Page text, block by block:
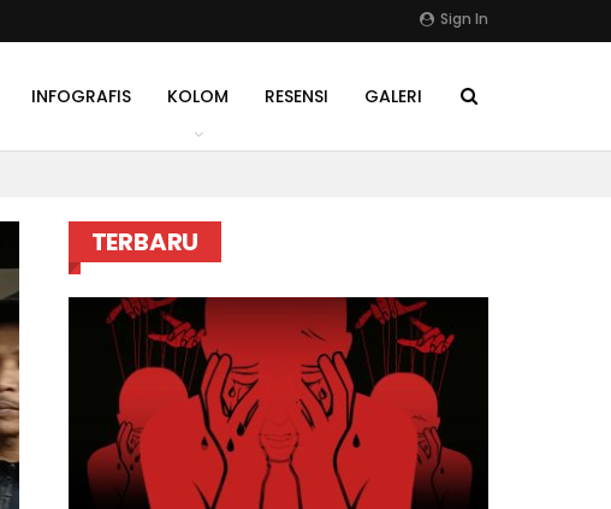
Sign In
INFOGRAFIS KOLOM RESENSI GALERI
TERBARU